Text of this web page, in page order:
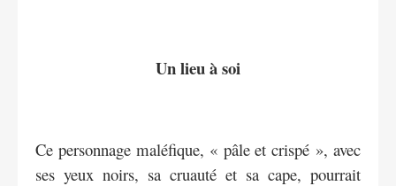
Un lieu à soi
Ce personnage maléfique, « pâle et crispé », avec
ses yeux noirs, sa cruauté et sa cape, pourrait